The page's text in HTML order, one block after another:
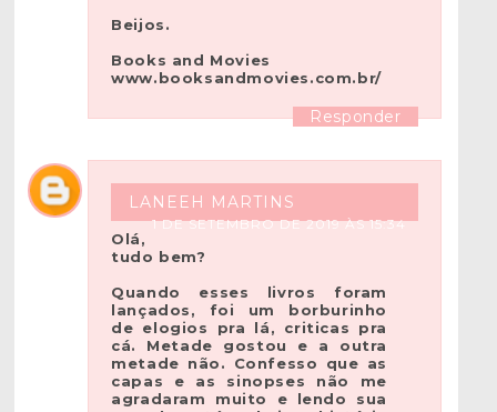
Beijos.
Books and Movies
www.booksandmovies.com.br/
Responder
LANEEH MARTINS
1 DE SETEMBRO DE 2019 ÀS 15:34
Olá,
tudo bem?
Quando esses livros foram
lançados, foi um borburinho
de elogios pra lá, criticas pra
cá. Metade gostou e a outra
metade não. Confesso que as
capas e as sinopses não me
agradaram muito e lendo sua